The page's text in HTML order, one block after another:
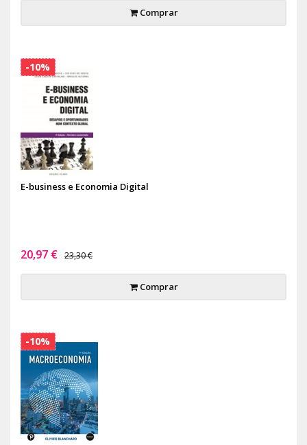
Comprar
E-business e Economia Digital
20,97 € 23,30 €
Comprar
-10%
-10%